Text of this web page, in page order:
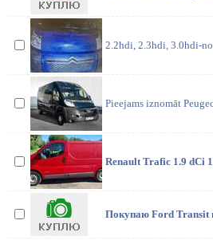
2.2hdi, 2.3hdi, 3.0hdi-
Pieejams iznomāt
Renault Trafic 1.9 dCi
Покупаю Ford Transit